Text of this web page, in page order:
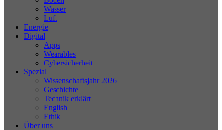
Wasser
Luft
Energie
Digital
Apps
Wearables
Cybersicherheit
Spezial
Wissenschaftsjahr 2026
Geschichte
Technik erklärt
English
Ethik
Über uns